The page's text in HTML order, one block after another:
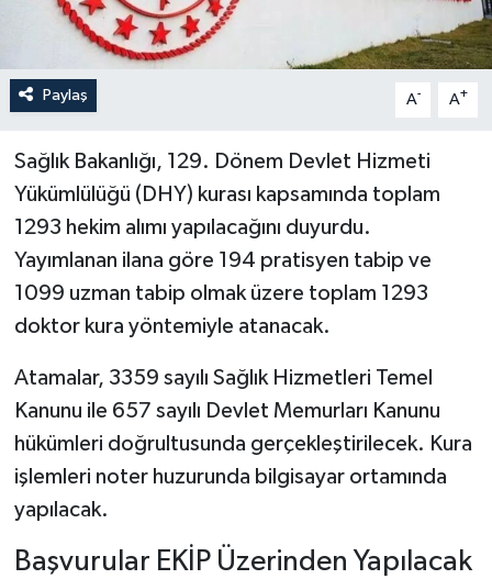
Paylaş A- A+
Sağlık Bakanlığı, 129. Dönem Devlet Hizmeti
Yükümlülüğü (DHY) kurası kapsamında toplam
1293 hekim alımı yapılacağını duyurdu.
Yayımlanan ilana göre 194 pratisyen tabip ve
1099 uzman tabip olmak üzere toplam 1293
doktor kura yöntemiyle atanacak.
Atamalar, 3359 sayılı Sağlık Hizmetleri Temel
Kanunu ile 657 sayılı Devlet Memurları Kanunu
hükümleri doğrultusunda gerçekleştirilecek. Kura
işlemleri noter huzurunda bilgisayar ortamında
yapılacak.
Başvurular EKİP Üzerinden Yapılacak